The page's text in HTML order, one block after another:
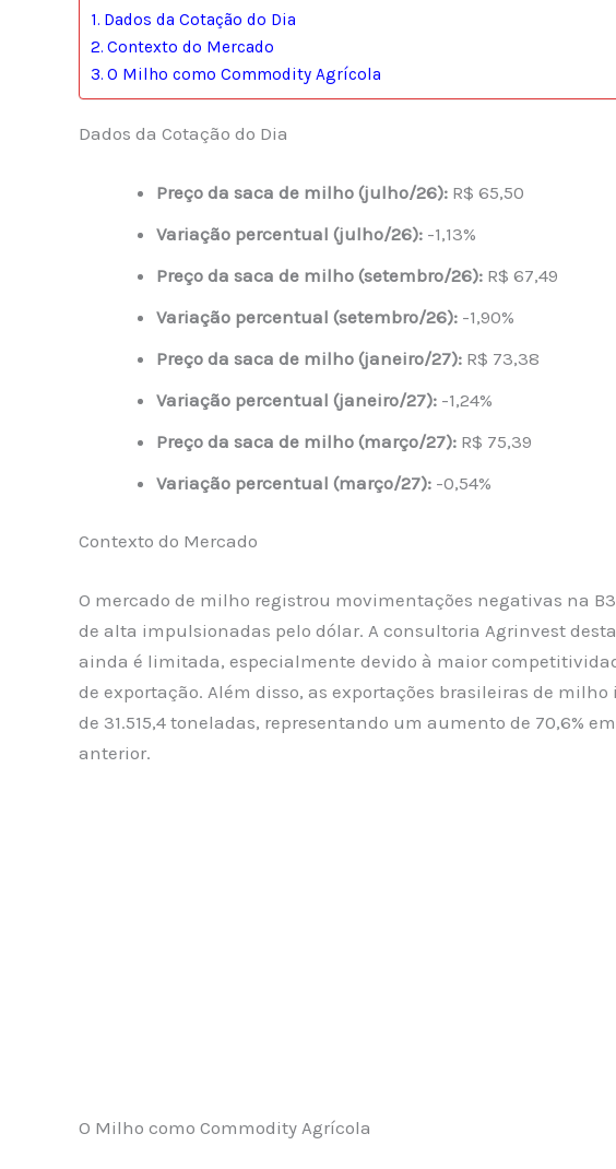
Dados da Cotação do Dia
Contexto do Mercado
O Milho como Commodity Agrícola
Dados da Cotação do Dia
Preço da saca de milho (julho/26): R$ 65,50
Variação percentual (julho/26): -1,13%
Preço da saca de milho (setembro/26): R$ 67,49
Variação percentual (setembro/26): -1,90%
Preço da saca de milho (janeiro/27): R$ 73,38
Variação percentual (janeiro/27): -1,24%
Preço da saca de milho (março/27): R$ 75,39
Variação percentual (março/27): -0,54%
Contexto do Mercado
O mercado de milho registrou movimentações negativas na
de alta impulsionadas pelo dólar. A consultoria Agrinvest
ainda é limitada, especialmente devido à maior
de exportação. Além disso, as exportações brasileiras de
de 31.515,4 toneladas, representando um aumento de 70,6%
anterior.
O Milho como Commodity Agrícola